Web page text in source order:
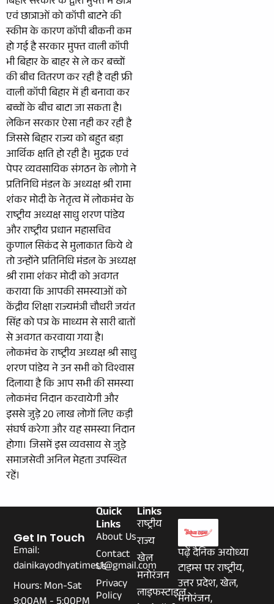
एवं छात्राओं को कॉपी बाटने की
स्कीम के कारण कॉपी बीकनी कम
हो गई है सरकार मुफ्त वाली कॉपी
भी बिहार के बाहर से ले कर बच्चों
की बीच वितरण कर रही है वही फ्री
वाली कॉपी बिहार में ही बनावा कर
बच्चों के बीच बाटा जा सकता है।
लेकिन सरकार ऐसा नही कर रही है
जिससे बिहार राज्य को बहुत बड़ा
आर्थिक क्षति हो रही है। मुद्रक एवं
पेपर व्यवसायिक संगठन के लोगो ने
प्रतिनिधि मंडल के अध्यक्ष श्री रामा
शंकर मोदी के नेतृत्व में लोकमंच के
राष्ट्रीय अध्यक्ष साधु शरण पांडेय
और राष्ट्रीय प्रधान महासचिव
कुणाल सिकंद से मुलाकात किये थे
तो उन्होंने प्रतिनिधि मंडल के अध्यक्ष
श्री रामा शंकर मोदी को अवगत
कराया कि आपकी समस्याओं को
केंद्रीय शिक्षा राज्यमंत्री चौधरी जयंत
सिंह को पत्र के माध्यम से सारी बातों
से अवगत करवाया गया है।
लोकमंच के राष्ट्रीय अध्यक्ष श्री साधु
शरण पांडेय ने उन सभी को विश्वास
दिलाया है कि आप सभी की समस्या
लोकमंच निदान करवायेगी और
इससे जुड़े 20 लाख लोगों लिए कड़ी
संघर्ष करेगा और यह समस्या निदान
होगा। जिसमें इस व्यवसाय से जुड़े
समाजसेवी अनिल मेहता उपस्थित
रहें।
पढ़ें दैनिक अयोध्या
टाइम्स पर राष्ट्रीय,
उत्तर प्रदेश, खेल,
मनोरंजन,
Links
राष्ट्रीय
राज्य
खेल
मनोरंजन
लाइफस्टाइल
Quick
Links
About Us
Contact
Us
Privacy
Policy
Get In Touch
Email:
dainikayodhyatimes1@gmail.com
Hours: Mon-Sat